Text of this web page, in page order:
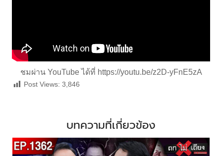
ชมผ่าน YouTube ได้ที่ https://youtu.be/z2D-yFnE5zA
Post Views: 3,846
บทความที่เกี่ยวข้อง